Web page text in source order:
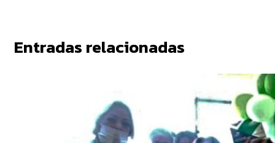
Entradas relacionadas